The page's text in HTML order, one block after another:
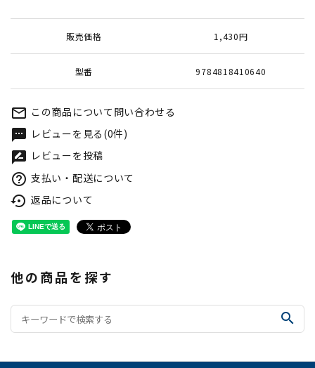
販売価格 1,430円
型番 9784818410640
mail_outline この商品について問い合わせる
textsms レビューを見る(0件)
rate_review レビューを投稿
help_outline 支払い・配送について
settings_backup_restore 返品について
他の商品を探す
search